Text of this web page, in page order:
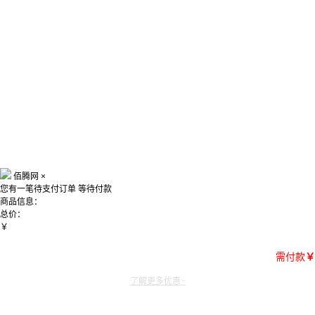
佰腾网 ×
您有一笔待支付订单 等待付款
商品信息：
总价：
￥
需付款￥
了解更多优惠~